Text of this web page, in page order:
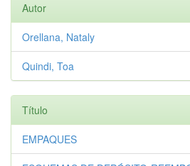
Autor
Orellana, Nataly
Quindi, Toa
Título
EMPAQUES